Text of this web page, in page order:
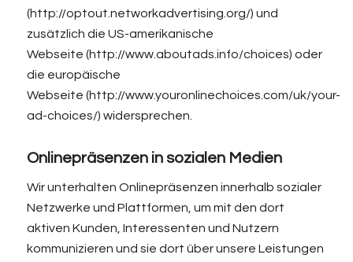
(http://optout.networkadvertising.org/) und
zusätzlich die US-amerikanische
Webseite (http://www.aboutads.info/choices) oder
die europäische
Webseite (http://www.youronlinechoices.com/uk/your-
ad-choices/) widersprechen.
Onlinepräsenzen in sozialen Medien
Wir unterhalten Onlinepräsenzen innerhalb sozialer
Netzwerke und Plattformen, um mit den dort
aktiven Kunden, Interessenten und Nutzern
kommunizieren und sie dort über unsere Leistungen